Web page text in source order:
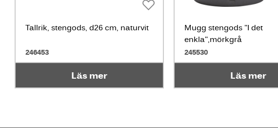
Tallrik, stengods, d26 cm, naturvit
246453
Läs mer
Mugg stengods "I det
enkla",mörkgrå
245530
Läs mer